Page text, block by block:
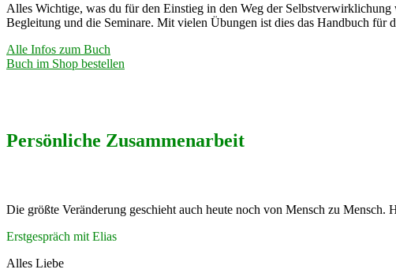
Alles Wichtige, was du für den Einstieg in den Weg der
Begleitung und die Seminare. Mit vielen Übungen ist dies das Handbuch für
Alle Infos zum Buch
Buch im Shop bestellen
Persönliche Zusammenarbeit
Die größte Veränderung geschieht auch heute noch von Mensch zu
Erstgespräch mit Elias
Alles Liebe